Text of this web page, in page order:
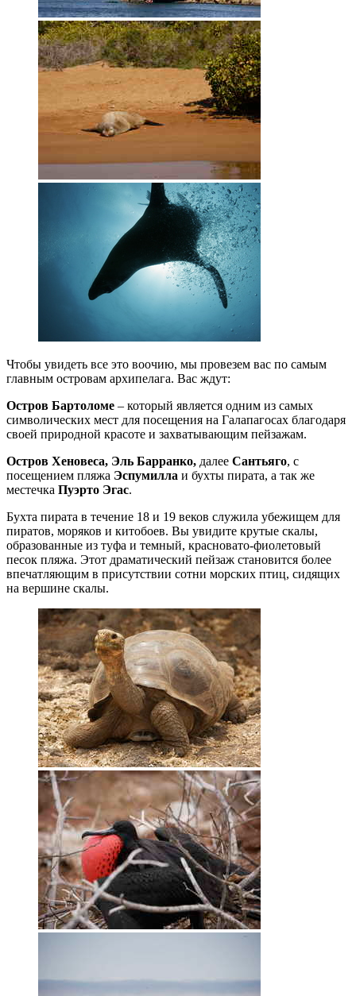
Чтобы увидеть все это воочию, мы провезем вас по самым
главным островам архипелага. Вас ждут:
Остров Бартоломе – который является одним из самых
символических мест для посещения на Галапагосах благодаря
своей природной красоте и захватывающим пейзажам.
Остров Хеновеса, Эль Барранко, далее Сантьяго, с
посещением пляжа Эспумилла и бухты пирата, а так же
местечка Пуэрто Эгас.
Бухта пирата в течение 18 и 19 веков служила убежищем для
пиратов, моряков и китобоев. Вы увидите крутые скалы,
образованные из туфа и темный, красновато-фиолетовый
песок пляжа. Этот драматический пейзаж становится более
впечатляющим в присутствии сотни морских птиц, сидящих
на вершине скалы.